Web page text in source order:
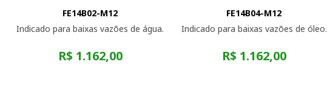
FE14B02-M12
Indicado para baixas vazões de água.
R$ 1.162,00
FE14B04-M12
Indicado para baixas vazões de óleo.
R$ 1.162,00